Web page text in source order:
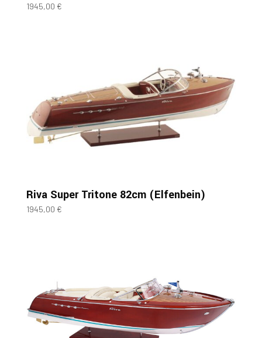
1945,00 €
Riva Super Tritone 82cm (Elfenbein)
1945,00 €